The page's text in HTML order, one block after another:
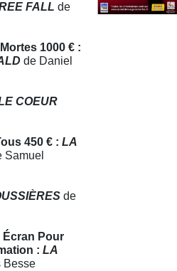
FALL de
1000 € :
de Daniel
COEUR
450 € : LA
Samuel
de
Écran Pour
: LA
Besse